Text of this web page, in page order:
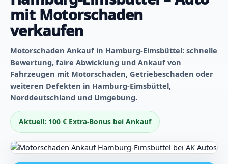
mit Motorschaden
verkaufen
Motorschaden Ankauf in Hamburg-Eimsbüttel: schnelle
Bewertung, faire Abwicklung und Ankauf von
Fahrzeugen mit Motorschaden, Getriebeschaden oder
weiteren Defekten in Hamburg-Eimsbüttel,
Norddeutschland und Umgebung.
Aktuell: 100 € Extra-Bonus bei Ankauf